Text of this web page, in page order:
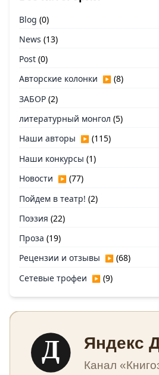
Blog (0)
News (13)
Post (0)
Авторские колонки ▶ (8)
ЗАБОР (2)
литературный монгол (5)
Наши авторы ▶ (115)
Наши конкурсы (1)
Новости ▶ (77)
Пойдем в театр! (2)
Поэзия (22)
Проза (19)
Рецензии и отзывы ▶ (68)
Сетевые трофеи ▶ (9)
Д Яндекс
Канал